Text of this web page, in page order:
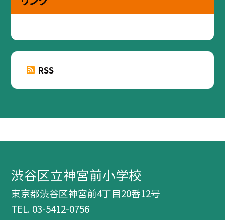
RSS
渋谷区立神宮前小学校
東京都渋谷区神宮前4丁目20番12号
TEL. 03-5412-0756